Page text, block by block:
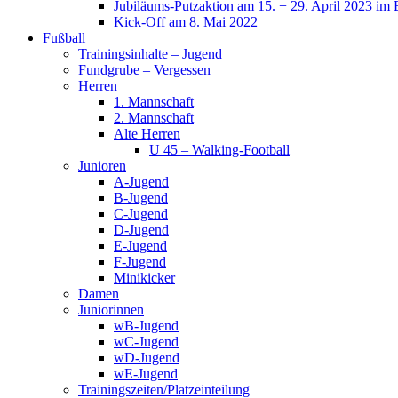
Jubiläums-Putzaktion am 15. + 29. April 2023 im
Kick-Off am 8. Mai 2022
Fußball
Trainingsinhalte – Jugend
Fundgrube – Vergessen
Herren
1. Mannschaft
2. Mannschaft
Alte Herren
U 45 – Walking-Football
Junioren
A-Jugend
B-Jugend
C-Jugend
D-Jugend
E-Jugend
F-Jugend
Minikicker
Damen
Juniorinnen
wB-Jugend
wC-Jugend
wD-Jugend
wE-Jugend
Trainingszeiten/Platzeinteilung